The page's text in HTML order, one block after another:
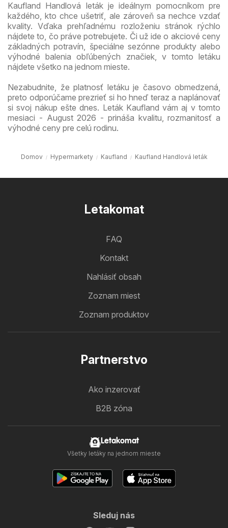
Kaufland Handlová leták je ideálnym pomocníkom pre
každého, kto chce ušetriť, ale zároveň sa nechce vzdať
kvality. Vďaka prehľadnému rozloženiu stránok rýchlo
nájdete to, čo práve potrebujete. Či už ide o akciové ceny
základných potravín, špeciálne sezónne produkty alebo
výhodné balenia obľúbených značiek, v tomto letáku
nájdete všetko na jednom mieste.
Nezabudnite, že platnosť letáku je časovo obmedzená,
preto odporúčame prezrieť si ho hneď teraz a naplánovať
si svoj nákup ešte dnes. Leták Kaufland vám aj v tomto
mesiaci - August 2026 - prináša kvalitu, rozmanitosť a
výhodné ceny pre celú rodinu.
Domov Hypermarkety Kaufland Kaufland Handlová leták
Letakomat
FAQ
Kontakt
Nahlásiť obsah
Zoznam miest
Zoznam produktov
Partnerstvo
Ako inzerovať
B2B zóna
Letakomat
Všetky letáky na jednom mieste
Sleduj nás